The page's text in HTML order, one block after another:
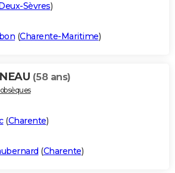
Sèvres)
(Charente-Maritime)
(58 ans)
(Charente)
(Charente)